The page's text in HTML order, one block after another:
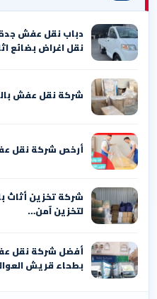
نقل اغراض بضائع
شركة نقل عفش
أرخص شركة نقل
شركة تخزين أثاث
لتخزين آمن…
أفضل شركة نقل
بطحاء قريش